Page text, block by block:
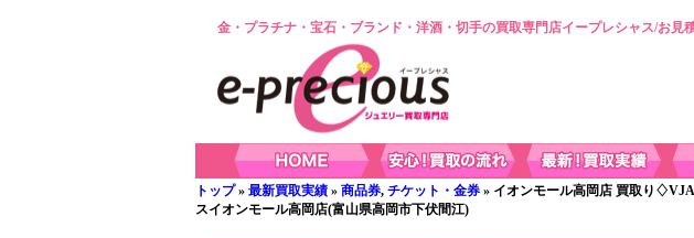
金・プラチナ・宝石・ブランド・洋酒・切手の買取専門店イープレシャス/お見
トップ» 最新買取実績 » 商品券, チケット・金券 » イオンモール高岡店 買取り
スイオンモール高岡店(富山県高岡市下伏間江)